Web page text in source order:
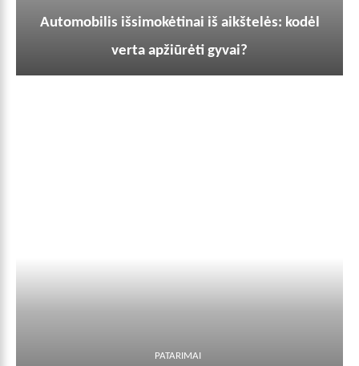
Automobilis išsimokėtinai iš aikštelės: kodėl
verta apžiūrėti gyvai?
PATARIMAI